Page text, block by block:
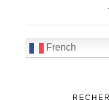
French